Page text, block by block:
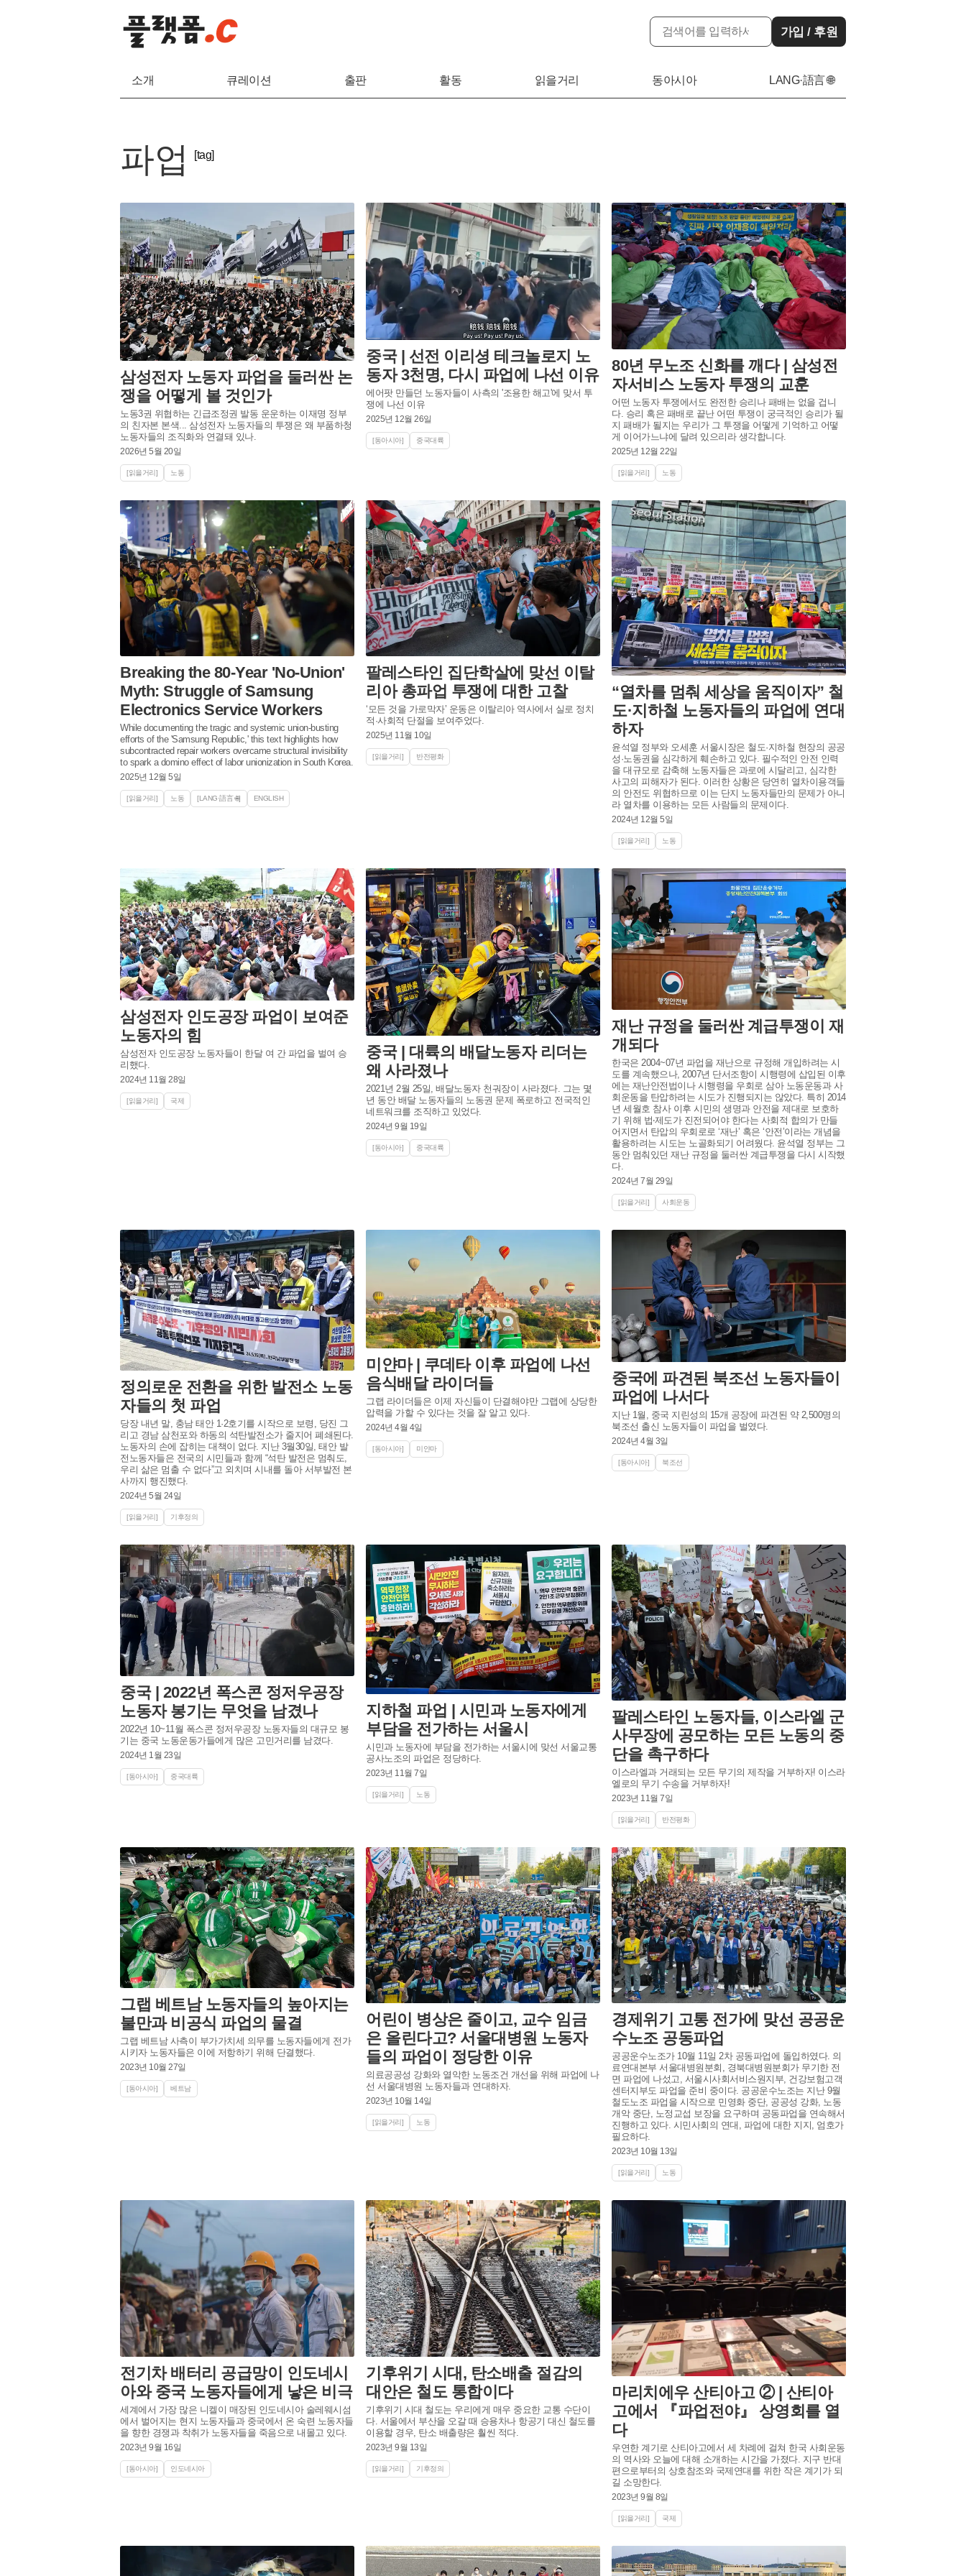
가입 / 후원
소개 큐레이션 출판 활동 읽을거리 동아시아 LANG·語言 🌐
파업 [tag]
삼성전자 노동자 파업을 둘러싼 논
쟁을 어떻게 볼 것인가
노동3권 위협하는 긴급조정권 발동 운운하는 이재명 정부
의 친자본 본색... 삼성전자 노동자들의 투쟁은 왜 부품하청
노동자들의 조직화와 연결돼 있나.
2026년 5월 20일
[읽을거리] 노동
중국 | 선전 이리셩 테크놀로지 노
동자 3천명, 다시 파업에 나선 이유
에어팟 만들던 노동자들이 사측의 '조용한 해고'에 맞서 투
쟁에 나선 이유
2025년 12월 26일
[동아시아] 중국대륙
80년 무노조 신화를 깨다 | 삼성전
자서비스 노동자 투쟁의 교훈
어떤 노동자 투쟁에서도 완전한 승리나 패배는 없을 겁니
다. 승리 혹은 패배로 끝난 어떤 투쟁이 궁극적인 승리가 될
지 패배가 될지는 우리가 그 투쟁을 어떻게 기억하고 어떻
게 이어가느냐에 달려 있으리라 생각합니다.
2025년 12월 22일
[읽을거리] 노동
Breaking the 80-Year 'No-Union'
Myth: Struggle of Samsung
Electronics Service Workers
While documenting the tragic and systemic union-busting
efforts of the 'Samsung Republic,' this text highlights how
subcontracted repair workers overcame structural invisibility
to spark a domino effect of labor unionization in South Korea.
2025년 12월 5일
[읽을거리] 노동 [LANG·語言 🌐] ENGLISH
팔레스타인 집단학살에 맞선 이탈
리아 총파업 투쟁에 대한 고찰
‘모든 것을 가로막자’ 운동은 이탈리아 역사에서 실로 정치
적·사회적 단절을 보여주었다.
2025년 11월 10일
[읽을거리] 반전평화
“열차를 멈춰 세상을 움직이자” 철
도·지하철 노동자들의 파업에 연대
하자
윤석열 정부와 오세훈 서울시장은 철도·지하철 현장의 공공
성·노동권을 심각하게 훼손하고 있다. 필수적인 안전 인력
을 대규모로 감축해 노동자들은 과로에 시달리고, 심각한
사고의 피해자가 된다. 이러한 상황은 당연히 열차이용객들
의 안전도 위협하므로 이는 단지 노동자들만의 문제가 아니
라 열차를 이용하는 모든 사람들의 문제이다.
2024년 12월 5일
[읽을거리] 노동
삼성전자 인도공장 파업이 보여준
노동자의 힘
삼성전자 인도공장 노동자들이 한달 여 간 파업을 벌여 승
리했다.
2024년 11월 28일
[읽을거리] 국제
중국 | 대륙의 배달노동자 리더는
왜 사라졌나
2021년 2월 25일, 배달노동자 천궈장이 사라졌다. 그는 몇
년 동안 배달 노동자들의 노동권 문제 폭로하고 전국적인
네트워크를 조직하고 있었다.
2024년 9월 19일
[동아시아] 중국대륙
재난 규정을 둘러싼 계급투쟁이 재
개되다
한국은 2004~07년 파업을 재난으로 규정해 개입하려는 시
도를 계속했으나, 2007년 단서조항이 시행령에 삽입된 이후
에는 재난안전법이나 시행령을 우회로 삼아 노동운동과 사
회운동을 탄압하려는 시도가 진행되지는 않았다. 특히 2014
년 세월호 참사 이후 시민의 생명과 안전을 제대로 보호하
기 위해 법‧제도가 진전되어야 한다는 사회적 합의가 만들
어지면서 탄압의 우회로로 ‘재난’ 혹은 ‘안전’이라는 개념을
활용하려는 시도는 노골화되기 어려웠다. 윤석열 정부는 그
동안 멈춰있던 재난 규정을 둘러싼 계급투쟁을 다시 시작했
다.
2024년 7월 29일
[읽을거리] 사회운동
정의로운 전환을 위한 발전소 노동
자들의 첫 파업
당장 내년 말, 충남 태안 1·2호기를 시작으로 보령, 당진 그
리고 경남 삼천포와 하동의 석탄발전소가 줄지어 폐쇄된다.
노동자의 손에 잡히는 대책이 없다. 지난 3월30일, 태안 발
전노동자들은 전국의 시민들과 함께 “석탄 발전은 멈춰도,
우리 삶은 멈출 수 없다”고 외치며 시내를 돌아 서부발전 본
사까지 행진했다.
2024년 5월 24일
[읽을거리] 기후정의
미얀마 | 쿠데타 이후 파업에 나선
음식배달 라이더들
그랩 라이더들은 이제 자신들이 단결해야만 그랩에 상당한
압력을 가할 수 있다는 것을 잘 알고 있다.
2024년 4월 4일
[동아시아] 미얀마
중국에 파견된 북조선 노동자들이
파업에 나서다
지난 1월, 중국 지린성의 15개 공장에 파견된 약 2,500명의
북조선 출신 노동자들이 파업을 벌였다.
2024년 4월 3일
[동아시아] 북조선
중국 | 2022년 폭스콘 정저우공장
노동자 봉기는 무엇을 남겼나
2022년 10~11월 폭스콘 정저우공장 노동자들의 대규모 봉
기는 중국 노동운동가들에게 많은 고민거리를 남겼다.
2024년 1월 23일
[동아시아] 중국대륙
지하철 파업 | 시민과 노동자에게
부담을 전가하는 서울시
시민과 노동자에 부담을 전가하는 서울시에 맞선 서울교통
공사노조의 파업은 정당하다.
2023년 11월 7일
[읽을거리] 노동
팔레스타인 노동자들, 이스라엘 군
사무장에 공모하는 모든 노동의 중
단을 촉구하다
이스라엘과 거래되는 모든 무기의 제작을 거부하자! 이스라
엘로의 무기 수송을 거부하자!
2023년 11월 7일
[읽을거리] 반전평화
그랩 베트남 노동자들의 높아지는
불만과 비공식 파업의 물결
그랩 베트남 사측이 부가가치세 의무를 노동자들에게 전가
시키자 노동자들은 이에 저항하기 위해 단결했다.
2023년 10월 27일
[동아시아] 베트남
어린이 병상은 줄이고, 교수 임금
은 올린다고? 서울대병원 노동자
들의 파업이 정당한 이유
의료공공성 강화와 열악한 노동조건 개선을 위해 파업에 나
선 서울대병원 노동자들과 연대하자.
2023년 10월 14일
[읽을거리] 노동
경제위기 고통 전가에 맞선 공공운
수노조 공동파업
공공운수노조가 10월 11일 2차 공동파업에 돌입하였다. 의
료연대본부 서울대병원분회, 경북대병원분회가 무기한 전
면 파업에 나섰고, 서울시사회서비스원지부, 건강보험고객
센터지부도 파업을 준비 중이다. 공공운수노조는 지난 9월
철도노조 파업을 시작으로 민영화 중단, 공공성 강화, 노동
개악 중단, 노정교섭 보장을 요구하며 공동파업을 연속해서
진행하고 있다. 시민사회의 연대, 파업에 대한 지지, 엄호가
필요하다.
2023년 10월 13일
[읽을거리] 노동
전기차 배터리 공급망이 인도네시
아와 중국 노동자들에게 낳은 비극
세계에서 가장 많은 니켈이 매장된 인도네시아 술레웨시섬
에서 벌어지는 현지 노동자들과 중국에서 온 숙련 노동자들
을 향한 경쟁과 착취가 노동자들을 죽음으로 내몰고 있다.
2023년 9월 16일
[동아시아] 인도네시아
기후위기 시대, 탄소배출 절감의
대안은 철도 통합이다
기후위기 시대 철도는 우리에게 매우 중요한 교통 수단이
다. 서울에서 부산을 오갈 때 승용차나 항공기 대신 철도를
이용할 경우, 탄소 배출량은 훨씬 적다.
2023년 9월 13일
[읽을거리] 기후정의
마리치에우 산티아고 ② | 산티아
고에서 『파업전야』 상영회를 열
다
우연한 계기로 산티아고에서 세 차례에 걸쳐 한국 사회운동
의 역사와 오늘에 대해 소개하는 시간을 가졌다. 지구 반대
편으로부터의 상호참조와 국제연대를 위한 작은 계기가 되
길 소망한다.
2023년 9월 8일
[읽을거리] 국제